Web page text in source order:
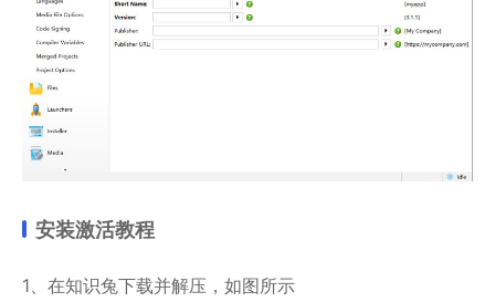
安装激活教程
1、在知识兔下载并解压，如图所示